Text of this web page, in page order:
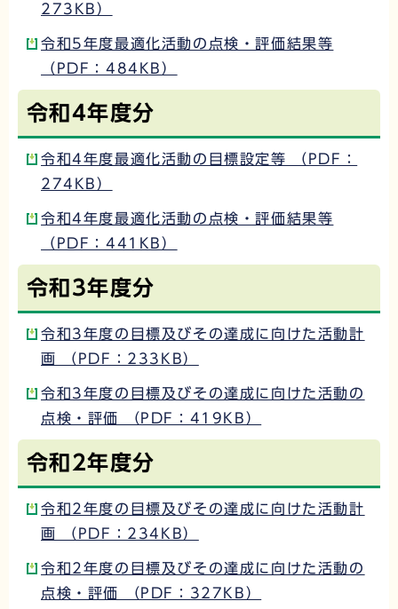
273KB）
令和5年度最適化活動の点検・評価結果等
（PDF：484KB）
令和4年度分
令和4年度最適化活動の目標設定等 （PDF：
274KB）
令和4年度最適化活動の点検・評価結果等
（PDF：441KB）
令和3年度分
令和3年度の目標及びその達成に向けた活動計
画 （PDF：233KB）
令和3年度の目標及びその達成に向けた活動の
点検・評価 （PDF：419KB）
令和2年度分
令和2年度の目標及びその達成に向けた活動計
画 （PDF：234KB）
令和2年度の目標及びその達成に向けた活動の
点検・評価 （PDF：327KB）